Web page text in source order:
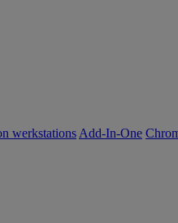
werkstations Add-In-One